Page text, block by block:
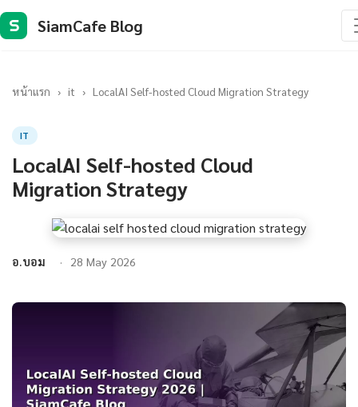
S SiamCafe Blog
หน้าแรก › it › LocalAI Self-hosted Cloud Migration Strategy
IT
LocalAI Self-hosted Cloud
Migration Strategy
อ.บอม 28 May 2026